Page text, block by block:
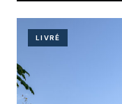
LIVRÉ